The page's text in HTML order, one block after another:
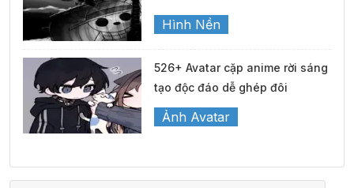
Hình Nền
526+ Avatar cặp anime rời sáng
tạo độc đáo dễ ghép đôi
Ảnh Avatar